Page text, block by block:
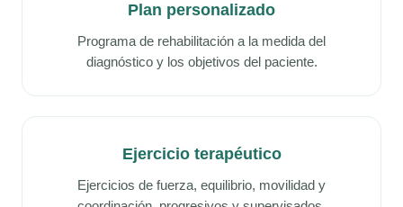
Plan personalizado
Programa de rehabilitación a la medida del
diagnóstico y los objetivos del paciente.
Ejercicio terapéutico
Ejercicios de fuerza, equilibrio, movilidad y